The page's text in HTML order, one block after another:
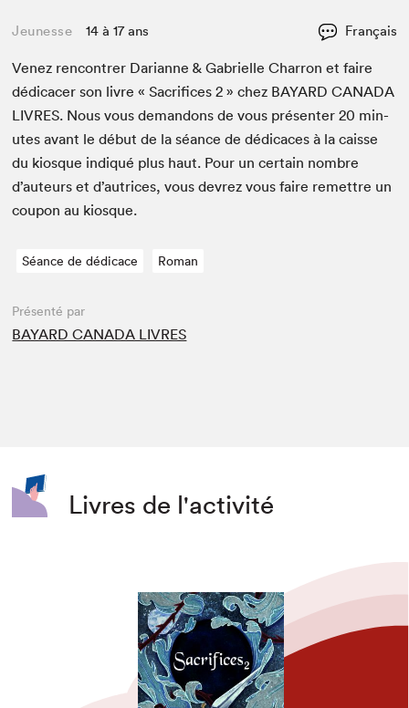
Jeunesse 14 à 17 ans Français
Venez ren­con­tr­er Dar­i­anne & Gabrielle Char­ron et faire
dédi­cac­er son livre « Sac­ri­fices2 » chez BAYARD CANA­DA
LIVRES. Nous vous deman­dons de vous présen­ter20 min­
utes avant le début de la séance de dédi­caces à la caisse
du kiosque indiqué plus haut. Pour un cer­tain nom­bre
d’auteurs et d’autrices, vous devrez vous faire remet­tre un
coupon au kiosque.
Séance de dédicace Roman
Présenté par
BAYARD CANADA LIVRES
Livres de l'activité